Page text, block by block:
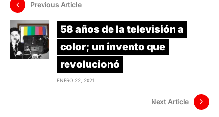
Previous Article
58 años de la televisión a
color; un invento que
revolucionó
ENERO 22, 2021
Next Article